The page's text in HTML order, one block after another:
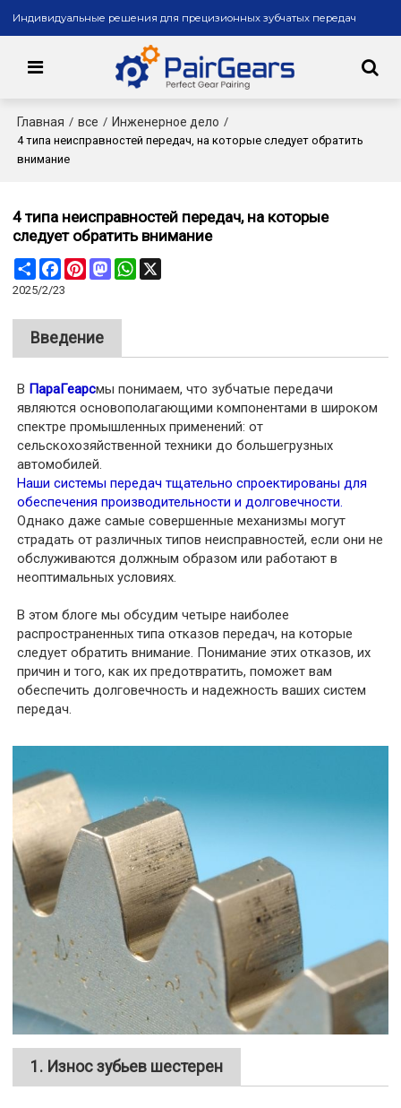
Индивидуальные решения для прецизионных зубчатых передач
Главная / все / Инженерное дело /
4 типа неисправностей передач, на которые следует обратить
внимание
4 типа неисправностей передач, на которые
следует обратить внимание
Share FacebookPinterestMastodonWhatsApp
2025/2/23
Введение
В ПараГеарсмы понимаем, что зубчатые передачи
являются основополагающими компонентами в широком
спектре промышленных применений: от
сельскохозяйственной техники до большегрузных
автомобилей.
Наши системы передач тщательно спроектированы для
обеспечения производительности и долговечности.
Однако даже самые совершенные механизмы могут
страдать от различных типов неисправностей, если они не
обслуживаются должным образом или работают в
неоптимальных условиях.
В этом блоге мы обсудим четыре наиболее
распространенных типа отказов передач, на которые
следует обратить внимание. Понимание этих отказов, их
причин и того, как их предотвратить, поможет вам
обеспечить долговечность и надежность ваших систем
передач.
1. Износ зубьев шестерен